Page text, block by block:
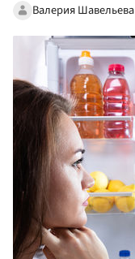
Валерия Шавельева